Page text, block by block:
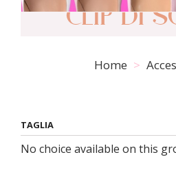
CLIP DI
Home
TAGLIA
No choice available on this